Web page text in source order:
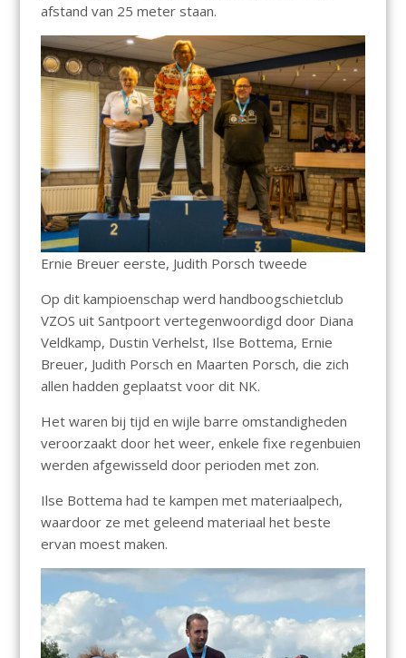
afstand van 25 meter staan.
Ernie Breuer eerste, Judith Porsch tweede
Op dit kampioenschap werd handboogschietclub
VZOS uit Santpoort vertegenwoordigd door Diana
Veldkamp, Dustin Verhelst, Ilse Bottema, Ernie
Breuer, Judith Porsch en Maarten Porsch, die zich
allen hadden geplaatst voor dit NK.
Het waren bij tijd en wijle barre omstandigheden
veroorzaakt door het weer, enkele fixe regenbuien
werden afgewisseld door perioden met zon.
Ilse Bottema had te kampen met materiaalpech,
waardoor ze met geleend materiaal het beste
ervan moest maken.